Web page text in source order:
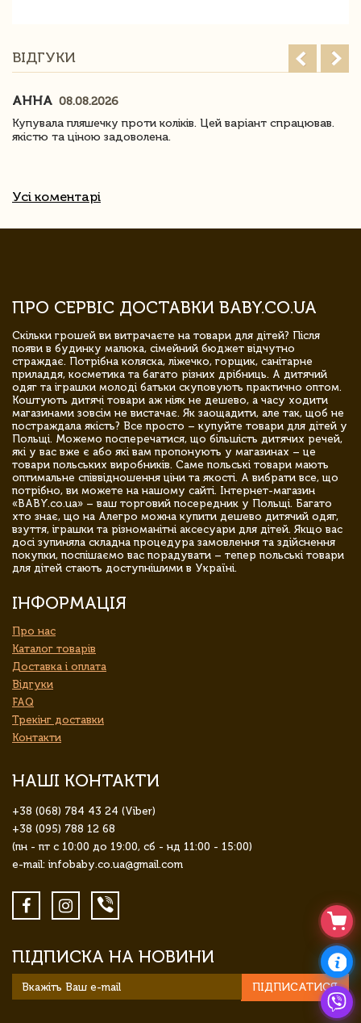
ВІДГУКИ
АННА 08.08.2026
Купувала пляшечку проти коліків. Цей варіант спрацював.
якістю та ціною задоволена.
Усі коментарі
ПРО СЕРВІС ДОСТАВКИ BABY.CO.UA
Скільки грошей ви витрачаєте на товари для дітей? Після
появи в будинку малюка, сімейний бюджет відчутно
страждає. Потрібна коляска, ліжечко, горщик, санітарне
приладдя, косметика та багато різних дрібниць. А дитячий
одяг та іграшки молоді батьки скуповують практично оптом.
Коштують дитячі товари аж ніяк не дешево, а часу ходити
магазинами зовсім не вистачає. Як заощадити, але так, щоб не
постраждала якість? Все просто – купуйте товари для дітей у
Польщі. Можемо посперечатися, що більшість дитячих речей,
які у вас вже є або які вам пропонують у магазинах – це
товари польських виробників. Саме польські товари мають
оптимальне співвідношення ціни та якості. А вибрати все, що
потрібно, ви можете на нашому сайті. Інтернет-магазин
«BABY.co.ua» – ваш торговий посередник у Польщі. Багато
хто знає, що на Алегро можна купити дешево дитячий одяг,
взуття, іграшки та різноманітні аксесуари для дітей. Якщо вас
досі зупиняла складна процедура замовлення та здійснення
покупки, поспішаємо вас порадувати – тепер польські товари
для дітей стають доступнішими в Україні.
ІНФОРМАЦІЯ
Про нас
Каталог товарів
Доставка і оплата
Відгуки
FAQ
Трекінг доставки
Контакти
НАШІ КОНТАКТИ
+38 (068) 784 43 24 (Viber)
+38 (095) 788 12 68
(пн - пт с 10:00 до 19:00, сб - нд 11:00 - 15:00)
e-mail: infobaby.co.ua@gmail.com
ПІДПИСКА НА НОВИНИ
ПІДПИСАТИСЯ